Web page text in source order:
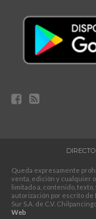
Queda expresamente
venta, edición y cualquier
limitado a, contenido,
autorización por escrito de
Sur S.A. de C.V.
Web